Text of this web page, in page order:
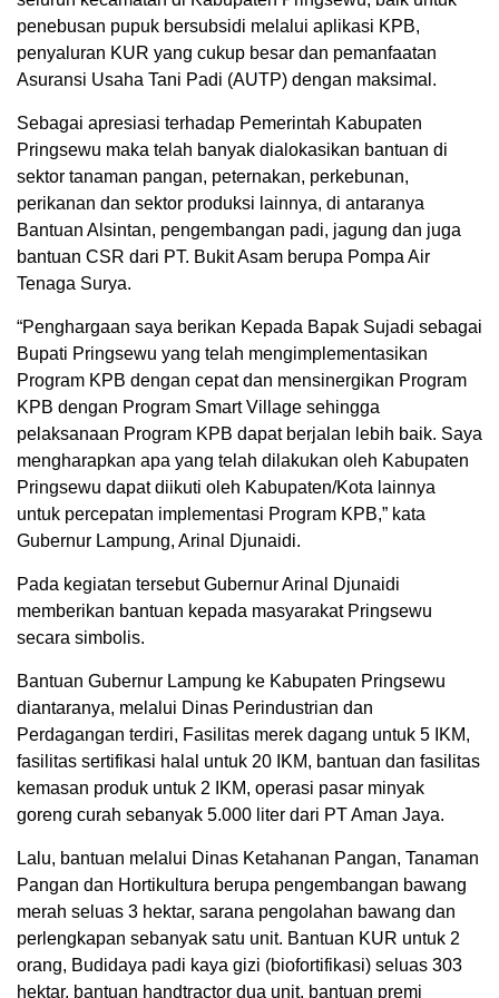
penebusan pupuk bersubsidi melalui aplikasi KPB,
penyaluran KUR yang cukup besar dan pemanfaatan
Asuransi Usaha Tani Padi (AUTP) dengan maksimal.
Sebagai apresiasi terhadap Pemerintah Kabupaten
Pringsewu maka telah banyak dialokasikan bantuan di
sektor tanaman pangan, peternakan, perkebunan,
perikanan dan sektor produksi lainnya, di antaranya
Bantuan Alsintan, pengembangan padi, jagung dan juga
bantuan CSR dari PT. Bukit Asam berupa Pompa Air
Tenaga Surya.
“Penghargaan saya berikan Kepada Bapak Sujadi sebagai
Bupati Pringsewu yang telah mengimplementasikan
Program KPB dengan cepat dan mensinergikan Program
KPB dengan Program Smart Village sehingga
pelaksanaan Program KPB dapat berjalan lebih baik. Saya
mengharapkan apa yang telah dilakukan oleh Kabupaten
Pringsewu dapat diikuti oleh Kabupaten/Kota lainnya
untuk percepatan implementasi Program KPB,” kata
Gubernur Lampung, Arinal Djunaidi.
Pada kegiatan tersebut Gubernur Arinal Djunaidi
memberikan bantuan kepada masyarakat Pringsewu
secara simbolis.
Bantuan Gubernur Lampung ke Kabupaten Pringsewu
diantaranya, melalui Dinas Perindustrian dan
Perdagangan terdiri, Fasilitas merek dagang untuk 5 IKM,
fasilitas sertifikasi halal untuk 20 IKM, bantuan dan fasilitas
kemasan produk untuk 2 IKM, operasi pasar minyak
goreng curah sebanyak 5.000 liter dari PT Aman Jaya.
Lalu, bantuan melalui Dinas Ketahanan Pangan, Tanaman
Pangan dan Hortikultura berupa pengembangan bawang
merah seluas 3 hektar, sarana pengolahan bawang dan
perlengkapan sebanyak satu unit. Bantuan KUR untuk 2
orang, Budidaya padi kaya gizi (biofortifikasi) seluas 303
hektar, bantuan handtractor dua unit, bantuan premi